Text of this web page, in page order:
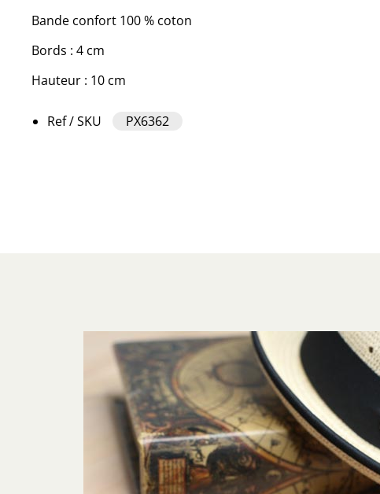
Bande confort 100 % coton
Bords : 4 cm
Hauteur : 10 cm
Ref / SKU PX6362